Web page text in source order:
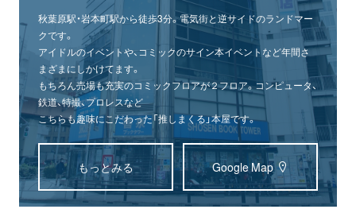
秋葉原駅・岩本町駅から徒歩3分。電気街と逆サイドのランドマー
クです。
アイドルのイベントや、コミックのサイン本イベントなど年間さ
まざまにしかけてます。
もちろん売場も充実のコミックフロアが２フロア。コンピュータ、
鉄道、特撮、プロレスなど
こちらも趣味にこだわった「推しまくる」本屋です。
もっとみる Google Map